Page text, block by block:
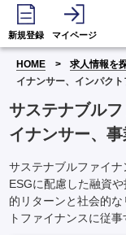
新規登録 マイページ
HOME 求人情報を
イナンサー、インパク
サステナブル
イナンサー、
サステナブルファイ
ESGに配慮した融資
的リターンと社会的
トファイナンスに従事